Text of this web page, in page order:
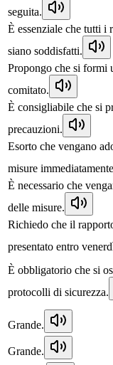
seguita.
È essenziale che tutti i
siano soddisfatti.
Propongo che si formi
comitato.
È consigliabile che si
precauzioni.
Esorto che vengano
misure
È necessario che
delle misure.
Richiedo che il
presentato entro
È obbligatorio che si
protocolli di sicurezza.
Grande.
Grande.